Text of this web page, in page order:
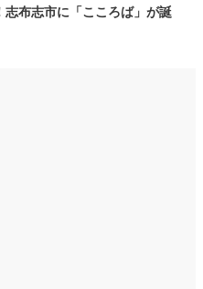
志布志市に「こころば」が誕